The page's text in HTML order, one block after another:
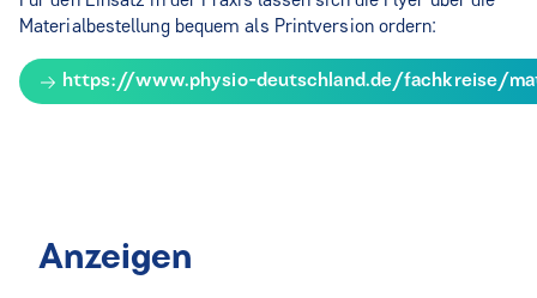
Materialbestellung bequem als Printversion ordern:
https://www.physio-deutschland.de/fachkreise/
Anzeigen